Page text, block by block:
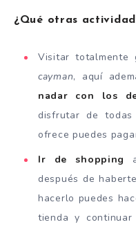
¿Qué otras
Visitar
cayman, aquí
nadar con los
disfrutar de
ofrece puedes
Ir de shopping
después de
hacerlo puedes
tienda y